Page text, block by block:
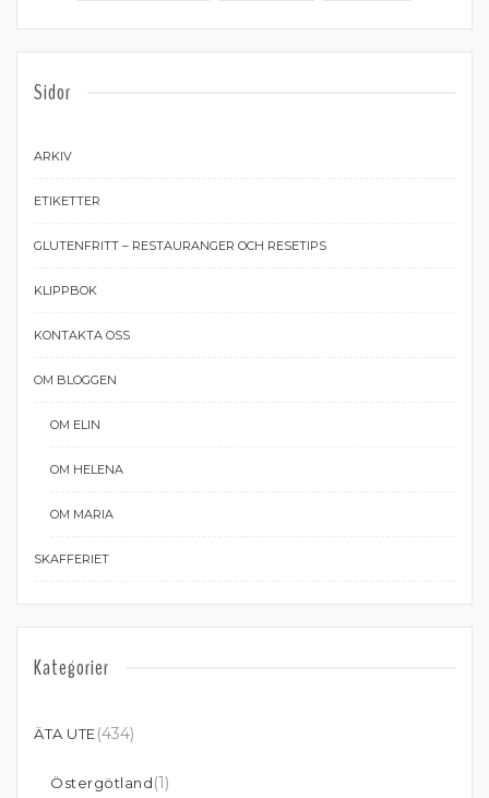
Sidor
ARKIV
ETIKETTER
GLUTENFRITT – RESTAURANGER OCH RESETIPS
KLIPPBOK
KONTAKTA OSS
OM BLOGGEN
OM ELIN
OM HELENA
OM MARIA
SKAFFERIET
Kategorier
ÄTA UTE(434)
Östergötland(1)